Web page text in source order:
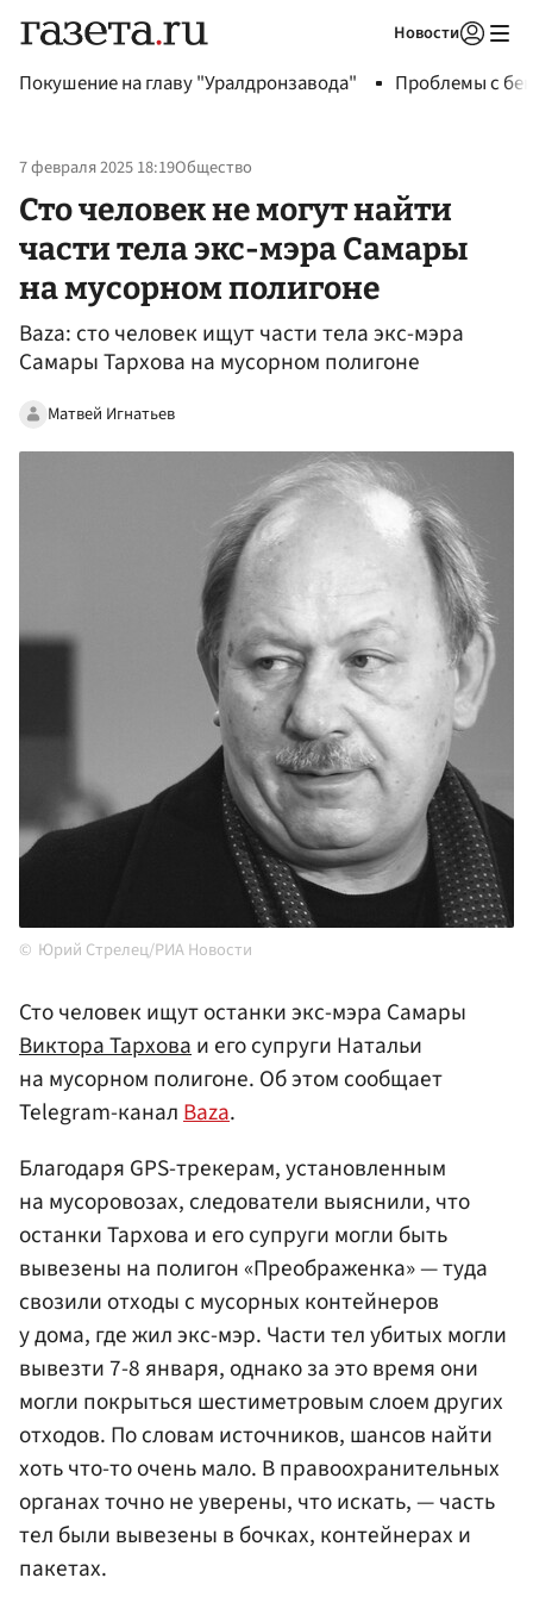
Новости
Покушение на главу "Уралдронзавода" Проблемы с
7 февраля 2025 18:19Общество
Сто человек не могут найти
части тела экс-мэра Самары
на мусорном полигоне
Baza: сто человек ищут части тела экс-мэра
Самары Тархова на мусорном полигоне
Матвей Игнатьев
Юрий Стрелец/РИА Новости
Сто человек ищут останки экс-мэра Самары
Виктора Тарховаи его супруги Натальи
на мусорном полигоне. Об этом сообщает
Telegram-каналBaza.
Благодаря GPS-трекерам, установленным
на мусоровозах, следователи выяснили, что
останки Тархова и его супруги могли быть
вывезены на полигон «Преображенка» — туда
свозили отходы с мусорных контейнеров
у дома, где жил экс-мэр. Части тел убитых могли
вывезти 7-8 января, однако за это время они
могли покрыться шестиметровым слоем других
отходов. По словам источников, шансов найти
хоть что-то очень мало. В правоохранительных
органах точно не уверены, что искать, — часть
тел были вывезены в бочках, контейнерах и
пакетах.